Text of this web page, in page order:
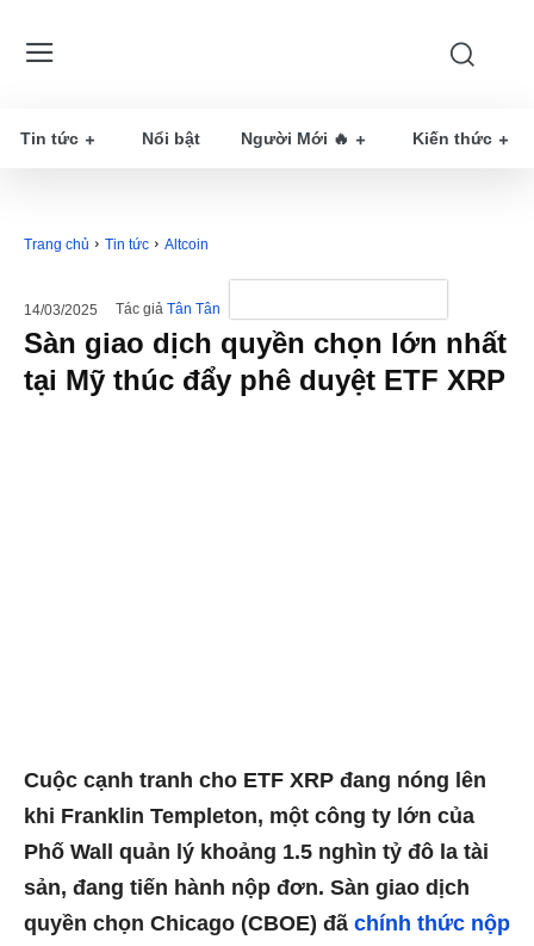
Tin tức Nổi bật Người Mới 🔥 Kiến thức
Trang chủ Tin tức Altcoin
14/03/2025 Tác giả Tân Tân
Sàn giao dịch quyền chọn lớn nhất
tại Mỹ thúc đẩy phê duyệt ETF XRP
Cuộc cạnh tranh cho ETF XRP đang nóng lên
khi Franklin Templeton, một công ty lớn của
Phố Wall quản lý khoảng 1.5 nghìn tỷ đô la tài
sản, đang tiến hành nộp đơn. Sàn giao dịch
quyền chọn Chicago (CBOE) đã chính thức nộp